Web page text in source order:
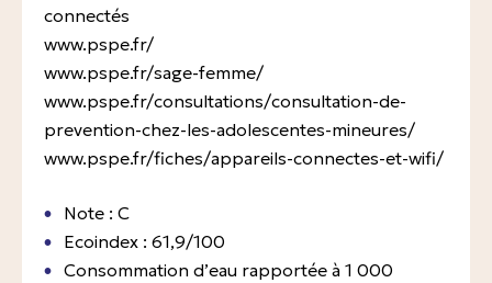
connectés
www.pspe.fr/
www.pspe.fr/sage-femme/
www.pspe.fr/consultations/consultation-de-
prevention-chez-les-adolescentes-mineures/
www.pspe.fr/fiches/appareils-connectes-et-wifi/
Note : C
Ecoindex : 61,9/100
Consommation d’eau rapportée à 1 000